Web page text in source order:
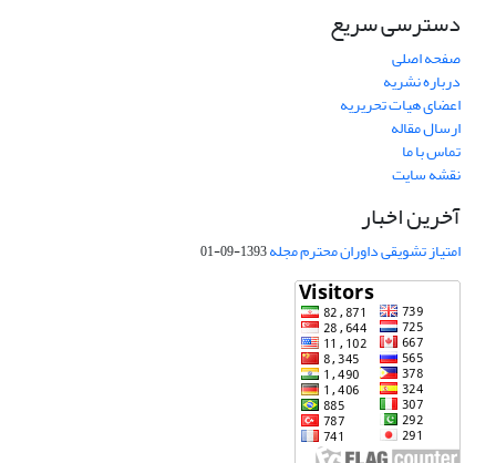
دسترسی سریع
صفحه اصلی
درباره نشریه
اعضای هیات تحریریه
ارسال مقاله
تماس با ما
نقشه سایت
آخرین اخبار
امتیاز تشویقی داوران محترم مجله1393-09-01